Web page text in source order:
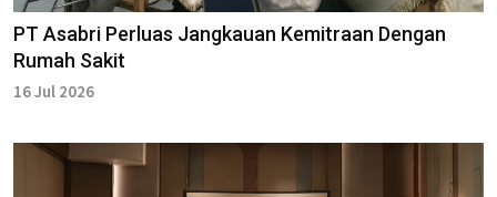
PT Asabri Perluas Jangkauan Kemitraan Dengan
Rumah Sakit
16 Jul 2026